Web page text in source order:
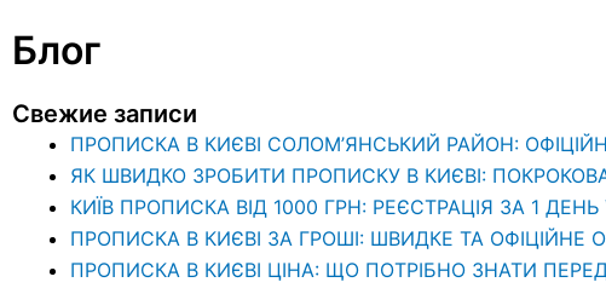
Блог
Свежие записи
ПРОПИСКА В КИЄВІ СОЛОМ’ЯНСЬКИЙ РАЙОН:
ЯК ШВИДКО ЗРОБИТИ ПРОПИСКУ В КИЄВІ:
КИЇВ ПРОПИСКА ВІД 1000 ГРН: РЕЄСТРАЦІЯ ЗА 1
ПРОПИСКА В КИЄВІ ЗА ГРОШІ: ШВИДКЕ ТА ОФІЦІЙНЕ
ПРОПИСКА В КИЄВІ ЦІНА: ЩО ПОТРІБНО ЗНАТИ